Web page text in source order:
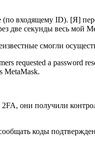
входящему ID). [Я]
две секунды весь мой
смогли
requested a password
MetaMask.
они получили
коды